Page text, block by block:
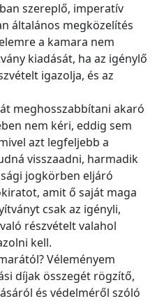
szereplő, imperatív
általános megközelítés
a kamara nem
kiadását, ha az igénylő
igazolja, és az
meghosszabbítani akaró
nem kéri, eddig sem
azt legfeljebb a
visszaadni, harmadik
jogkörben eljáró
amit ő saját maga
csak az igényli,
részvételt valahol
kell.
Véleményem
díjak összegét rögzítő,
és védelméről szóló